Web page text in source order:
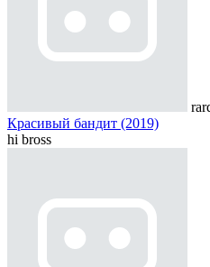
Красивый бандит (2019)
hi bross